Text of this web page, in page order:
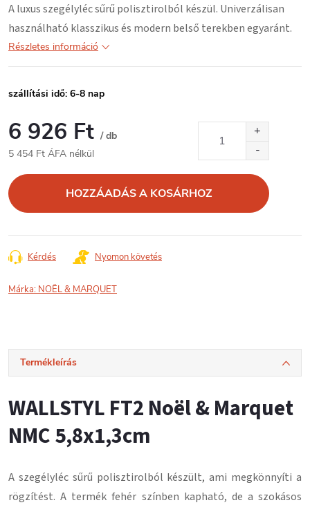
A luxus szegélylécsűrű polisztirolból készül. Univerzálisan
használható klasszikus és modern belső terekben egyaránt.
Részletes információ
szállítási idő: 6-8 nap
6 926 Ft / db
5 454 Ft ÁFA nélkül
HOZZÁADÁS A KOSÁRHOZ
Kérdés Nyomon követés
Márka: NOËL & MARQUET
Termékleírás
WALLSTYL FT2 Noël & Marquet
NMC 5,8x1,3cm
A szegélyléc sűrű polisztirolból készült, ami megkönnyíti a
rögzítést. A termék fehér színben kapható, de a szokásos